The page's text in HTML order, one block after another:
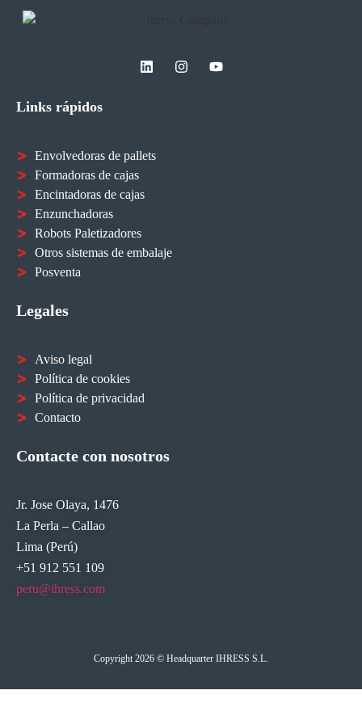
Links rápidos
Envolvedoras de pallets
Formadoras de cajas
Encintadoras de cajas
Enzunchadoras
Robots Paletizadores
Otros sistemas de embalaje
Posventa
Legales
Aviso legal
Política de cookies
Política de privacidad
Contacto
Contacte con nosotros
Jr. Jose Olaya, 1476
La Perla – Callao
Lima (Perú)
+51 912 551 109
peru@ihress.com
Copyright 2026 © Headquarter IHRESS S.L.